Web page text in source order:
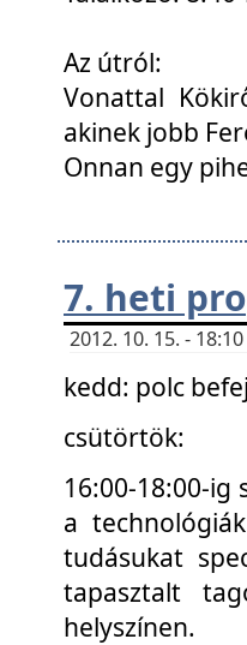
Az útról:
Vonattal
akinek jobb
Onnan egy
7. heti
2012. 10. 15. -
kedd: polc
csütörtök:
16:00-18:00-
a
tudásukat
tapasztalt
helyszínen.